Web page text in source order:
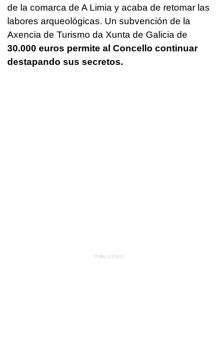
de la comarca de A Limia y acaba de retomar las
labores arqueológicas. Un subvención de la
Axencia de Turismo da Xunta de Galicia de
30.000 euros permite al Concello continuar
destapando sus secretos.